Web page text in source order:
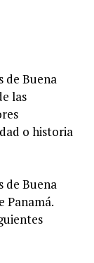
de Buena
las
o historia
de Buena
Panamá.